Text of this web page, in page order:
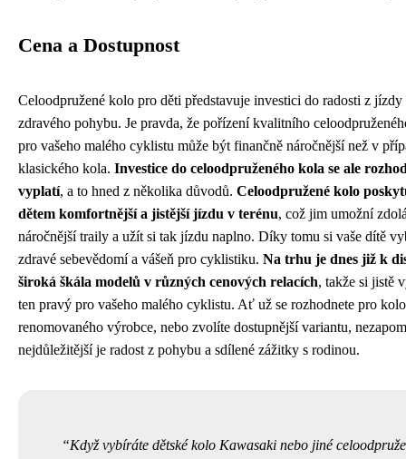
Cena a Dostupnost
Celoodpružené kolo pro děti představuje investici do radosti z jízdy
zdravého pohybu. Je pravda, že pořízení kvalitního
pro vašeho malého cyklistu může být finančně náročnější než v
klasického kola. Investice do celoodpruženého kola se ale
vyplatí, a to hned z několika důvodů. Celoodpružené kolo
dětem komfortnější a jistější jízdu v terénu, což jim umožní
náročnější traily a užít si tak jízdu naplno. Díky tomu si vaše dítě
zdravé sebevědomí a vášeň pro cyklistiku. Na trhu je dnes již k
široká škála modelů v různých cenových relacích, takže si jistě
ten pravý pro vašeho malého cyklistu. Ať už se rozhodnete pro
renomovaného výrobce, nebo zvolíte dostupnější variantu,
nejdůležitější je radost z pohybu a sdílené zážitky s rodinou.
Když vybíráte dětské kolo Kawasaki nebo jiné